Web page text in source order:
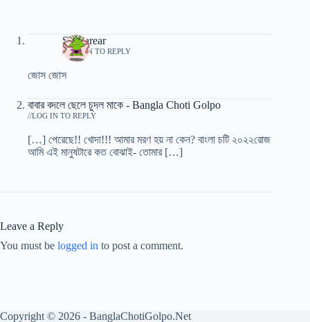
Shaharear
/ LOG IN TO REPLY
জোস জোস
বাবার বদলে ছেলে চুদল মাকে - Bangla Choti Golpo
/ LOG IN TO REPLY
[…] পেরেছে!! খোদা!!! আমার মরণ হয় না কেন? বাংলা চটি ২০২২রোজ
আমি এই মানুষটারে কত বোঝাই- তোমার […]
Leave a Reply
You must be logged in to post a comment.
Copyright © 2026 - BanglaChotiGolpo.Net